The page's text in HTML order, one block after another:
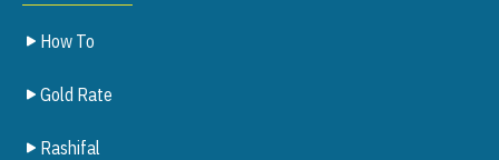
How To
Gold Rate
Rashifal